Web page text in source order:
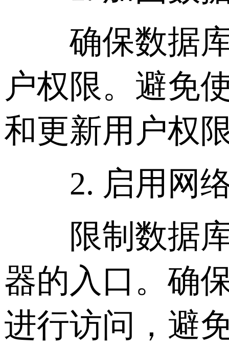
确保数据库
户权限。避免
和更新用户权
2. 启用网络
限制数据库
器的入口。确
进行访问，避